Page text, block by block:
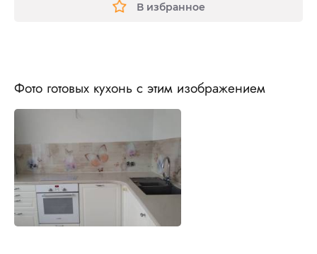
В избранное
Фото готовых кухонь с этим изображением